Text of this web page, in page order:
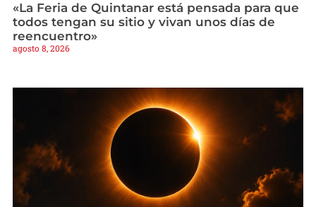
«La Feria de Quintanar está pensada para que
todos tengan su sitio y vivan unos días de
reencuentro»
agosto 8, 2026